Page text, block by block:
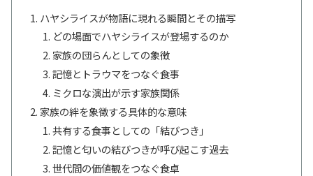
ハヤシライスが物語に現れる瞬間とその描写
どの場面でハヤシライスが登場するのか
家族の団らんとしての象徴
記憶とトラウマをつなぐ食事
ミクロな演出が示す家族関係
家族の絆を象徴する具体的な意味
共有する食事としての「結びつき」
記憶と匂いの結びつきが呼び起こす過去
世代間の価値観をつなぐ食卓